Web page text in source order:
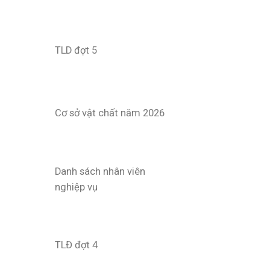
TLD đợt 5
Cơ sở vật chất năm 2026
Danh sách nhân viên
nghiệp vụ
TLĐ đợt 4